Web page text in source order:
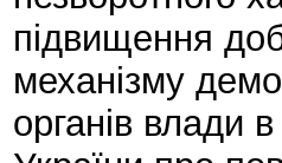
підвищення
механізму
органів влади